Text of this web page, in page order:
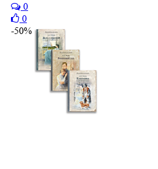
0
0
-50%